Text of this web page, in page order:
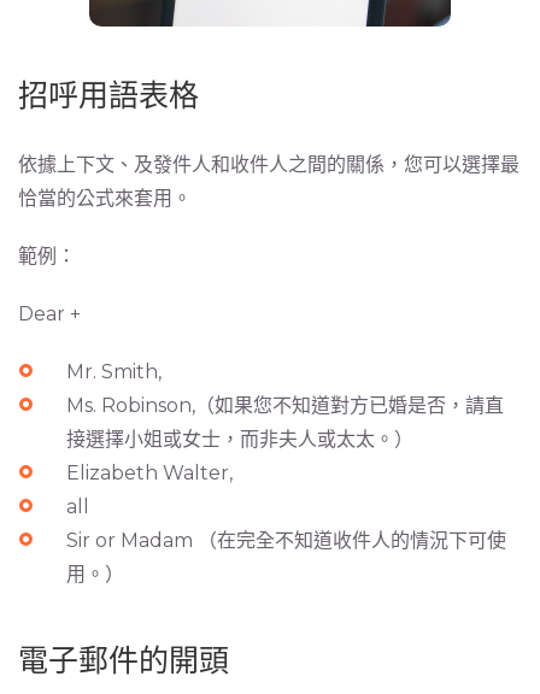
招呼用語表格
依據上下文、及發件人和收件人之間的關係，您可以選擇最
恰當的公式來套用。
範例：
Dear +
Mr. Smith,
Ms. Robinson,（如果您不知道對方已婚是否，請直
接選擇小姐或女士，而非夫人或太太。）
Elizabeth Walter,
all
Sir or Madam （在完全不知道收件人的情況下可使
用。）
電子郵件的開頭